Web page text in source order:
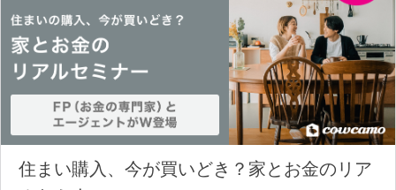
住まい購入、今が買いどき？家とお金のリア